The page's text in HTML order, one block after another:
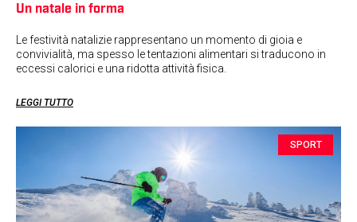
Un natale in forma
Le festività natalizie rappresentano un momento di gioia e
convivialità, ma spesso le tentazioni alimentari si traducono in
eccessi calorici e una ridotta attività fisica.
LEGGI TUTTO
SPORT